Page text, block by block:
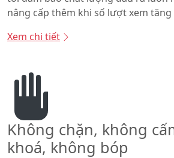
nâng cấp thêm khi số lượt xem tăng
Xem chi tiết
Không chặn, không
khoá, không bóp